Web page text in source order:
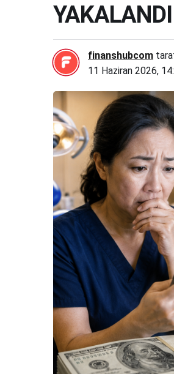
YAKALANDI
finanshubcom
11 Haziran 2026,